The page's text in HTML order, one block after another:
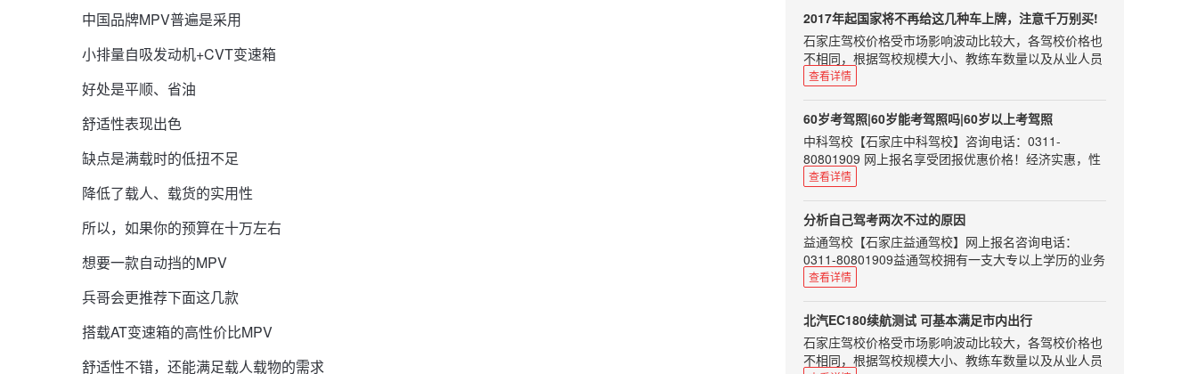
中国品牌MPV普遍是采用
小排量自吸发动机+CVT变速箱
好处是平顺、省油
舒适性表现出色
缺点是满载时的低扭不足
降低了载人、载货的实用性
所以，如果你的预算在十万左右
想要一款自动挡的MPV
兵哥会更推荐下面这几款
搭载AT变速箱的高性价比MPV
舒适性不错，还能满足载人载物的需求
1驾驶证注销——身体本能丧失
驾驶证注销惩罚的意味比较少，一般有七种情况。注销
后如果条件合适，可以随时再申请驾驶证。
1、死亡的
2、身体条件不适合驾驶机动车的
3、提出注销申请的
4、丧失民事行为能力，监护人提出注销申请的
5、超过机动车驾驶证有效期一年以上未换证的
6、年龄在60周岁以上，在一...
2017年起国家将不再给这几种车上牌，注意千万别买!
石家庄驾校价格受市场影响波动比较大，各驾校价格也
不相同，根据驾校规模大小、教练车数量以及从业人员
业务水平会有一定浮动，希望准备学车的朋友根据自身
恼。如果您选择驾校时不知从何处下手可以来电咨询我
们，咨询电话：0311-80801909、85100859，报名选
驾校免费咨询，学车考驾照全程指导！目前大部分的进
口车排放标准都是符合国五标准的，可是如果完全放开
进口车的话，可能会有中东(尚还采取欧四标准)和不是
很发达地区的进口车进入中国，因此这也不是能完全保
证的。 自今年的1月1日起，国五标准已经在全国范围
内开始实施了，如果你这时要买车的话，那就千万要小
心了，一定不要买错车了! 那国五标准要怎么实施呢?即
自今年1月1日起，所以不符合国五排放标准的新车，都
不能制造、生产、进口、售卖了。要是你买到的是国四
标准的车，那你的新车就不能上牌了。 那怎么样可以查
询自己买的车是不是国五车呢?当然最直接快捷的方法
就是问商家，不过你要是想自己查的那，那也可以拍下
汽车的铭牌，记录下"整车型号"和"发动机型号";然后上
查看详情
60岁考驾照|60岁能考驾照吗|60岁以上考驾照
中科驾校【石家庄中科驾校】咨询电话：0311-
80801909 网上报名享受团报优惠价格！经济实惠，性
价比超高！ C1、C2证是可以的。 现在很多60岁的没学
个小时不来，要去的地方公交车根本到不了等等问题，
因此需要代步车是一个很要紧的事。 目前根据《机动车
驾驶证申领和使用规定》第十三条，申请机动车驾驶证
的人员，应当符合下列规定：1.申请小型汽车、小型自
动挡汽车、轻便摩托车准驾车型的，应当在18周岁以
上，70周岁以下；2.申请低速载货汽车、三轮汽车、普
通三轮摩托车、普通二轮摩托车或者轮式自行机械车准
驾车型的，应当在18周岁以上，60周岁以下；3.申请城
市公交车、中型客车、大型货车、无轨电车或者有轨电
查看详情
分析自己驾考两次不过的原因
益通驾校【石家庄益通驾校】网上报名咨询电话：
0311-80801909益通驾校拥有一支大专以上学历的业务
人员和星级、优秀教练队伍，将为您提供全面周到的热
松学车，享受快乐生活。我已经考了两次了，结果还没
过，真的很伤心，不过，我也从中悟出了一些道理。本
人情况本人身高只有一米六0，所以每次考试座椅都向
前移动很多，本人是近视眼400多度带上眼镜才能勉强
查看详情
北汽EC180续航测试 可基本满足市内出行
石家庄驾校价格受市场影响波动比较大，各驾校价格也
不相同，根据驾校规模大小、教练车数量以及从业人员